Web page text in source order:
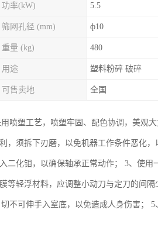
功率(kW) 5.5
筛网孔径 (mm) ф10
重量 (kg) 480
用途 塑料粉碎 破碎
可售卖地 全国
喷塑工艺，喷塑牢固、配色协调，美观大
，须拆下刃磨，以免机器工作条件恶化，
二化钼，以确保轴承正常动作； 3、使用
轻浮材料，应调整小动刀与定刀的间隔
不可伸手入室底，以免造成人身伤害；